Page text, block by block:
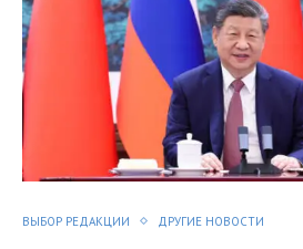
ВЫБОР РЕДАКЦИИ ДРУГИЕ НОВОСТИ